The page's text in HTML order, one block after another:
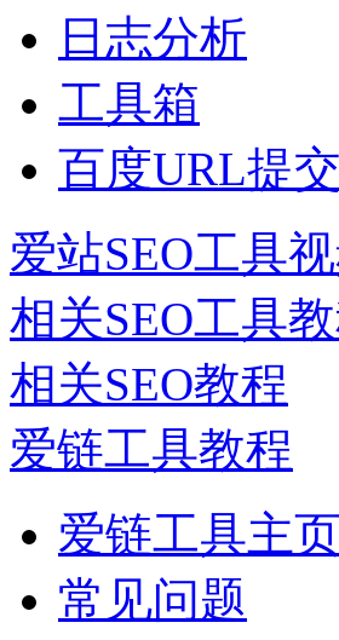
日志分析
工具箱
百度URL提
爱站SEO工具
相关SEO工具
相关SEO教程
爱链工具教程
爱链工具主
常见问题